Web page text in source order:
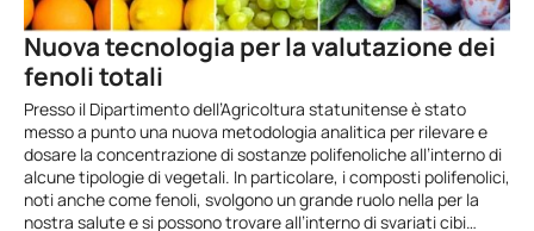
Nuova tecnologia per la valutazione dei
fenoli totali
Presso il Dipartimento dell’Agricoltura statunitense è stato
messo a punto una nuova metodologia analitica per rilevare e
dosare la concentrazione di sostanze polifenoliche all’interno di
alcune tipologie di vegetali. In particolare, i composti polifenolici,
noti anche come fenoli, svolgono un grande ruolo nella per la
nostra salute e si possono trovare all’interno di svariati cibi…